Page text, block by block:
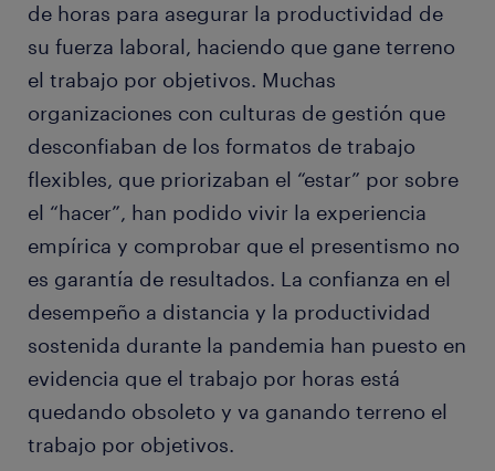
de horas para asegurar la productividad de
su fuerza laboral, haciendo que gane terreno
el trabajo por objetivos. Muchas
organizaciones con culturas de gestión que
desconfiaban de los formatos de trabajo
flexibles, que priorizaban el “estar” por sobre
el “hacer”, han podido vivir la experiencia
empírica y comprobar que el presentismo no
es garantía de resultados. La confianza en el
desempeño a distancia y la productividad
sostenida durante la pandemia han puesto en
evidencia que el trabajo por horas está
quedando obsoleto y va ganando terreno el
trabajo por objetivos.